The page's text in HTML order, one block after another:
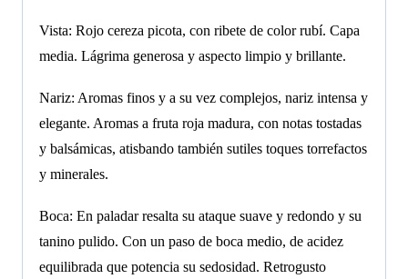
Vista: Rojo cereza picota, con ribete de color rubí. Capa
media. Lágrima generosa y aspecto limpio y brillante.
Nariz: Aromas finos y a su vez complejos, nariz intensa y
elegante. Aromas a fruta roja madura, con notas tostadas
y balsámicas, atisbando también sutiles toques torrefactos
y minerales.
Boca: En paladar resalta su ataque suave y redondo y su
tanino pulido. Con un paso de boca medio, de acidez
equilibrada que potencia su sedosidad. Retrogusto